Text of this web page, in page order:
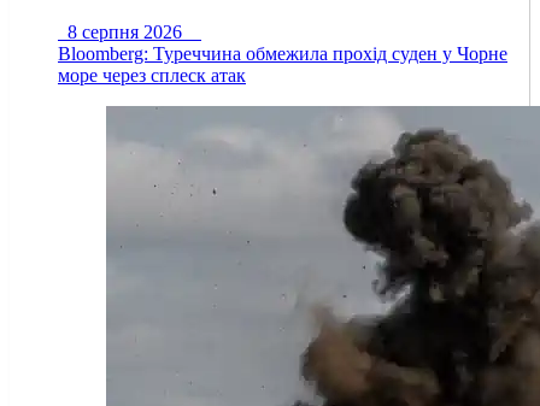
8 серпня 2026
Bloomberg: Туреччина обмежила прохід суден у Чорне
море через сплеск атак